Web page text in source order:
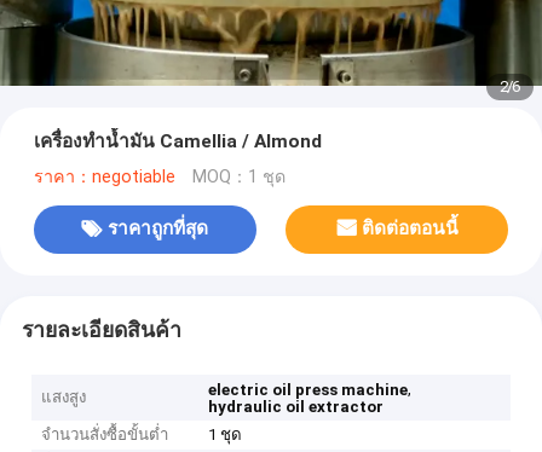
2/6
เครื่องทำน้ำมัน Camellia / Almond
ราคา：negotiable MOQ：1 ชุด
ราคาถูกที่สุด ติดต่อตอนนี้
รายละเอียดสินค้า
แสงสูง electric oil press machine,
hydraulic oil extractor
จำนวนสั่งซื้อขั้นต่ำ
1 ชุด